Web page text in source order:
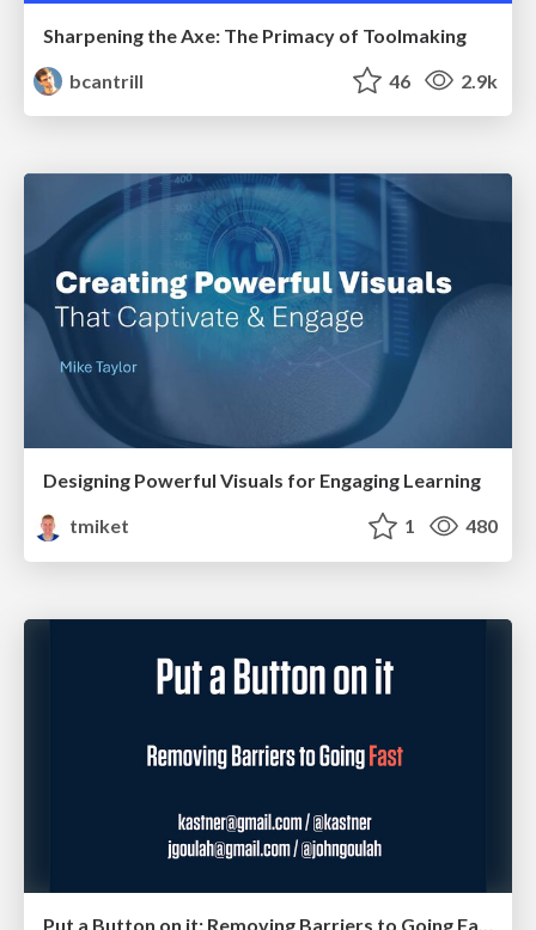
Sharpening the Axe: The Primacy of Toolmaking
bcantrill
46 2.9k
Designing Powerful Visuals for Engaging Learning
tmiket
1 480
Put a Button on it: Removing Barriers to Going Fast.